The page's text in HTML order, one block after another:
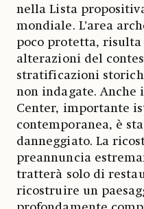
nella Lista
mondiale. L’area
poco protetta,
alterazioni del
stratificazioni
non indagate. Anche
Center, importante
contemporanea, è
danneggiato. La
preannuncia
tratterà solo di
ricostruire un